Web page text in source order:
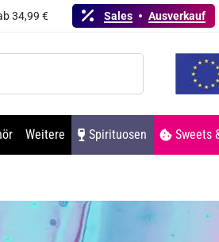
34,99 € Sales Ausverkauf
Weitere Spirituosen Sweets